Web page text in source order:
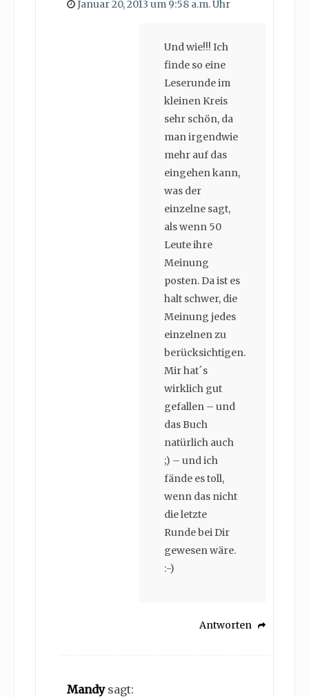
Januar 20, 2013 um 9:58 a.m. Uhr
Und wie!!! Ich
finde so eine
Leserunde im
kleinen Kreis
sehr schön, da
man irgendwie
mehr auf das
eingehen kann,
was der
einzelne sagt,
als wenn 50
Leute ihre
Meinung
posten. Da ist es
halt schwer, die
Meinung jedes
einzelnen zu
berücksichtigen.
Mir hat´s
wirklich gut
gefallen – und
das Buch
natürlich auch
;) – und ich
fände es toll,
wenn das nicht
die letzte
Runde bei Dir
gewesen wäre.
:-)
Antworten
Mandy sagt: